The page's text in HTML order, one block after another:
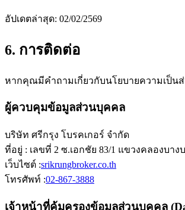
อัปเดตล่าสุด: 02/02/2569
6. การติดต่อ
หากคุณมีคำถามเกี่ยวกับนโยบายความเป็น
ผู้ควบคุมข้อมูลส่วนบุคคล
บริษัท ศรีกรุง โบรคเกอร์ จำกัด
ที่อยู่ : เลขที่ 2 ซ.เอกชัย 83/1 แขวงคลองบาง
เว็บไซต์ :srikrungbroker.co.th
โทรศัพท์ :02-867-3888
เจ้าหน้าที่คุ้มครองข้อมูลส่วนบุคคล